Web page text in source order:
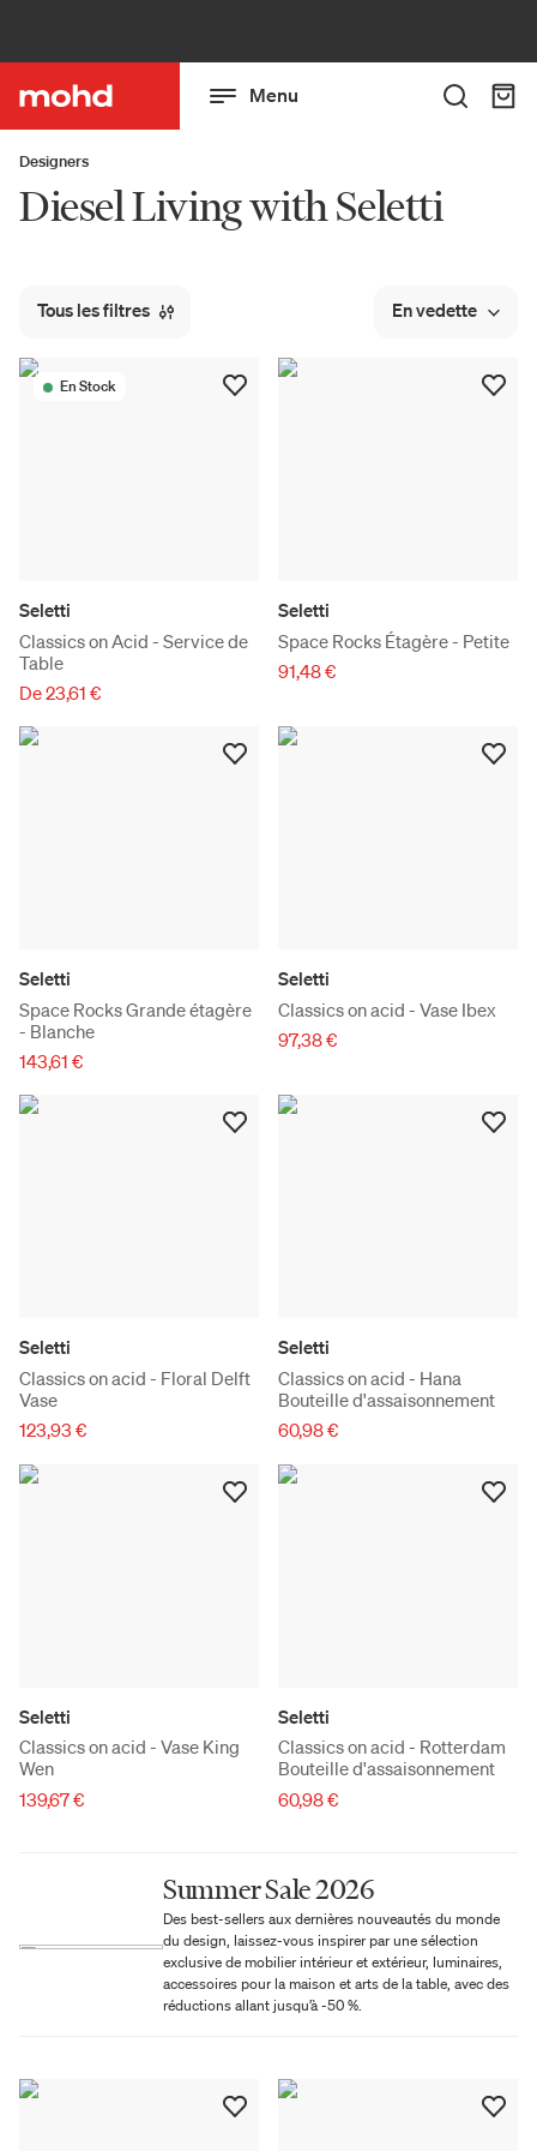
Menu
Designers
Diesel Living with Seletti
Tous les filtres En vedette
En Stock
Seletti
Classics on Acid - Service de
Table
De 23,61 €
Seletti
Space Rocks Étagère - Petite
91,48 €
Seletti
Space Rocks Grande étagère
- Blanche
143,61 €
Seletti
Classics on acid - Vase Ibex
97,38 €
Seletti
Classics on acid - Floral Delft
Vase
123,93 €
Seletti
Classics on acid - Hana
Bouteille d'assaisonnement
60,98 €
Seletti
Classics on acid - Vase King
Wen
139,67 €
Seletti
Classics on acid - Rotterdam
Bouteille d'assaisonnement
60,98 €
Summer Sale 2026
Des best-sellers aux dernières nouveautés du monde
du design, laissez-vous inspirer par une sélection
exclusive de mobilier intérieur et extérieur, luminaires,
accessoires pour la maison et arts de la table, avec des
réductions allant jusqu’à -50 %.